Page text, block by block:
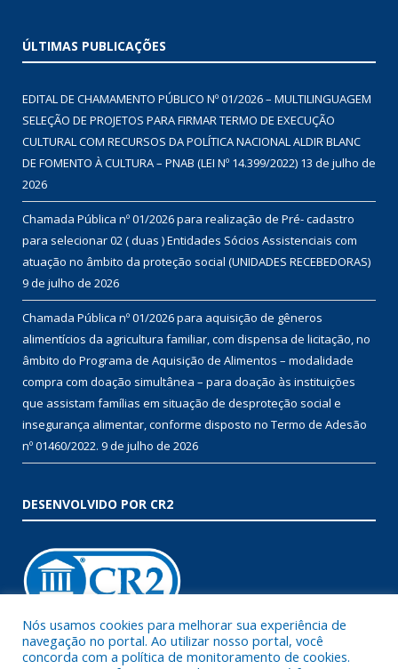
ÚLTIMAS PUBLICAÇÕES
EDITAL DE CHAMAMENTO PÚBLICO Nº 01/2026 – MULTILINGUAGEM
SELEÇÃO DE PROJETOS PARA FIRMAR TERMO DE EXECUÇÃO
CULTURAL COM RECURSOS DA POLÍTICA NACIONAL ALDIR BLANC
DE FOMENTO À CULTURA – PNAB (LEI Nº 14.399/2022) 13 de julho de
2026
Chamada Pública nº 01/2026 para realização de Pré- cadastro
para selecionar 02 ( duas ) Entidades Sócios Assistenciais com
atuação no âmbito da proteção social (UNIDADES RECEBEDORAS)
9 de julho de 2026
Chamada Pública nº 01/2026 para aquisição de gêneros
alimentícios da agricultura familiar, com dispensa de licitação, no
âmbito do Programa de Aquisição de Alimentos – modalidade
compra com doação simultânea – para doação às instituições
que assistam famílias em situação de desproteção social e
insegurança alimentar, conforme disposto no Termo de Adesão
nº 01460/2022. 9 de julho de 2026
DESENVOLVIDO POR CR2
Muito mais quecriar siteousistema para prefeituras!
Nós usamos cookies para melhorar sua experiência de
navegação no portal. Ao utilizar nosso portal, você
concorda com a política de monitoramento de cookies.